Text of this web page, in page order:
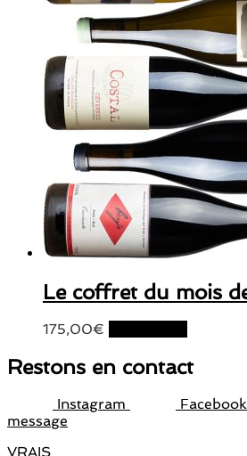
Le coffret du mois
175,00€
Restons en contact
Instagram Facebook
message
VRAIS